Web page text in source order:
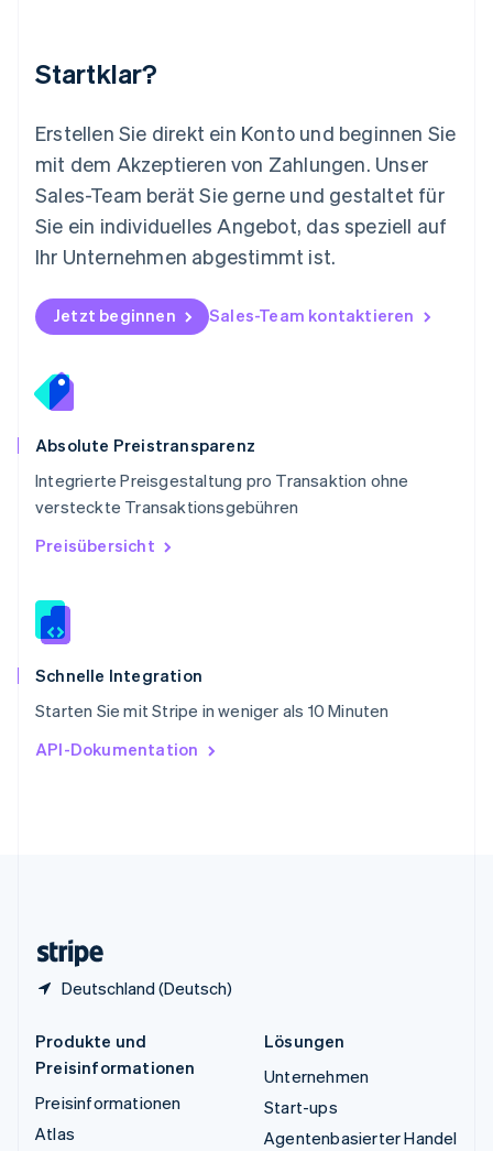
Startklar?
Erstellen Sie direkt ein Konto und beginnen Sie
mit dem Akzeptieren von Zahlungen. Unser
Sales-Team berät Sie gerne und gestaltet für
Sie ein individuelles Angebot, das speziell auf
Ihr Unternehmen abgestimmt ist.
Jetzt beginnen Sales-Team kontaktieren
Absolute Preistransparenz
Integrierte Preisgestaltung pro Transaktion ohne
versteckte Transaktionsgebühren
Preisübersicht
Schnelle Integration
Starten Sie mit Stripe in weniger als 10 Minuten
API-Dokumentation
Deutschland (Deutsch)
Nederlands English
Norwegen
Österreich
Polen
English
Portugal
Português English
Rumänien
Schweden
Svenska English
Deutsch
Singapur
English
Slowakei
Slowenien
EnglishItaliano
Sonderverwaltungsregion Hongkong,
Spanien
Thailand
ไทยEnglish
English
English
Produkte und
Preisinformationen
Preisinformationen
Atlas
Lösungen
Unternehmen
Start-ups
Agentenbasierter Handel